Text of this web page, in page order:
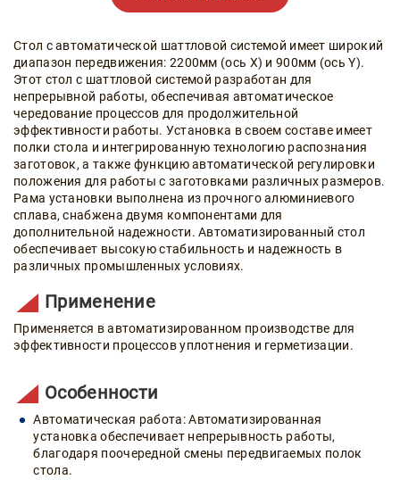
Стол с автоматической шаттловой системой имеет широкий
диапазон передвижения: 2200мм (ось X) и 900мм (ось Y).
Этот стол с шаттловой системой разработан для
непрерывной работы, обеспечивая автоматическое
чередование процессов для продолжительной
эффективности работы. Установка в своем составе имеет
полки стола и интегрированную технологию распознания
заготовок, а также функцию автоматической регулировки
положения для работы с заготовками различных размеров.
Рама установки выполнена из прочного алюминиевого
сплава, снабжена двумя компонентами для
дополнительной надежности. Автоматизированный стол
обеспечивает высокую стабильность и надежность в
различных промышленных условиях.
Применение
Применяется в автоматизированном производстве для
эффективности процессов уплотнения и герметизации.
Особенности
Автоматическая работа: Автоматизированная
установка обеспечивает непрерывность работы,
благодаря поочередной смены передвигаемых полок
стола.